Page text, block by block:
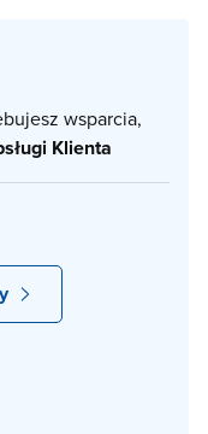
wsparcia,
Klienta